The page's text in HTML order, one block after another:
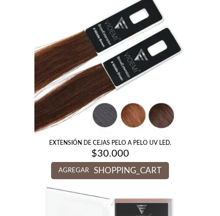
EXTENSIÓN DE CEJAS PELO A PELO UV LED.
$30.000
AGREGAR SHOPPING_CART